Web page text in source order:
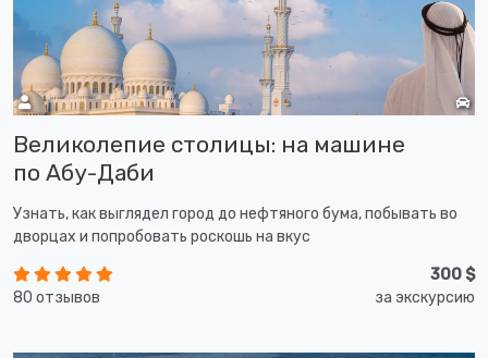
Великолепие столицы: на машине
по Абу-Даби
Узнать, как выглядел город до нефтяного бума, побывать во
дворцах и попробовать роскошь на вкус
80 отзывов
300 $
за экскурсию